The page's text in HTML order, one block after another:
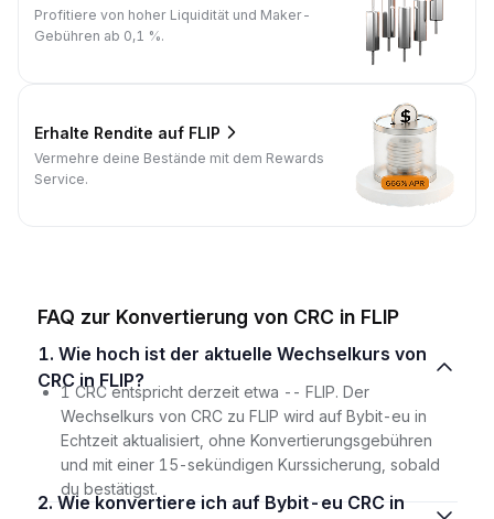
Profitiere von hoher Liquidität und Maker-
Gebühren ab 0,1 %.
Erhalte Rendite auf FLIP
Vermehre deine Bestände mit dem Rewards
Service.
FAQ zur Konvertierung von CRC in FLIP
1. Wie hoch ist der aktuelle Wechselkurs von
CRC in FLIP?
1 CRC entspricht derzeit etwa -- FLIP. Der
Wechselkurs von CRC zu FLIP wird auf Bybit-eu in
Echtzeit aktualisiert, ohne Konvertierungsgebühren
und mit einer 15-sekündigen Kurssicherung, sobald
du bestätigst.
2. Wie konvertiere ich auf Bybit-eu CRC in